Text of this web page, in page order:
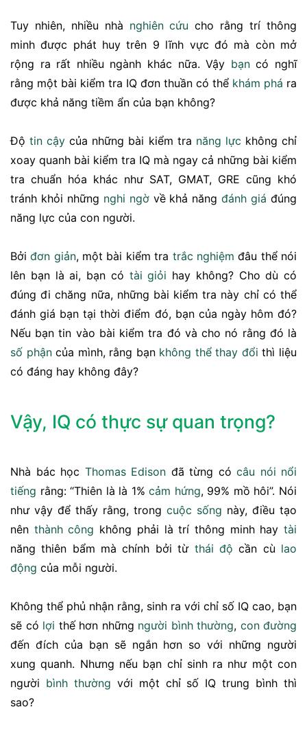
Tuy nhiên, nhiều nhà nghiên cứu cho rằng trí thông
minh được phát huy trên 9 lĩnh vực đó mà còn mở
rộng ra rất nhiều ngành khác nữa. Vậy bạncó nghĩ
rằng một bài kiểm tra IQ đơn thuần có thể khám phá ra
được khả năng tiềm ẩn của bạn không?
Độtin cậy của những bài kiểm tra năng lực không chỉ
xoay quanh bài kiểm tra IQ mà ngay cả những bài kiểm
tra chuẩn hóa khác như SAT, GMAT, GRE cũng khó
tránh khỏi những nghi ngờvề khả năngđánh giá đúng
năng lực của con người.
Bởiđơn giản, một bài kiểm tra trắc nghiệm đâu thể nói
lên bạn là ai, bạn có tài giỏi hay không? Cho dù có
đúng đi chăng nữa, những bài kiểm tra này chỉ có thể
đánh giá bạn tại thời điểm đó, bạn của ngày hôm đó?
Nếu bạn tin vào bài kiểm tra đó và cho nó rằng đó là
số phậncủa mình, rằng bạn không thể thay đổi thì liệu
có đáng hay không đây?
Vậy, IQ có thực sự quan trọng?
Nhà bác học Thomas Edison đã từng có câu nói nổi
tiếng rằng: “Thiên là là 1%cảm hứng, 99% mồ hôi”. Nói
như vậy để thấy rằng, trong cuộc sống này, điều tạo
nên thành công không phải là trí thông minh haytài
năng thiên bẩm mà chính bởi từ thái độ cần cù lao
động của mỗi người.
Không thể phủ nhận rằng, sinh ra với chỉ số IQ cao, bạn
sẽ có lợi thế hơn những người bình thường, con đường
đến đích của bạn sẽ ngắn hơn so với những người
xung quanh. Nhưng nếu bạn chỉ sinh ra như một con
người bình thường với một chỉ số IQ trung bình thì
sao?